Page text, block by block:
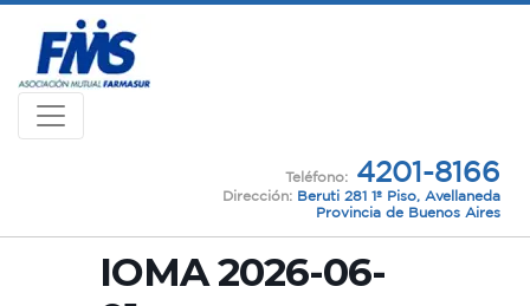
Teléfono: 4201-8166
Dirección: Beruti 281 1º Piso, Avellaneda
Provincia de Buenos Aires
IOMA 2026-06-